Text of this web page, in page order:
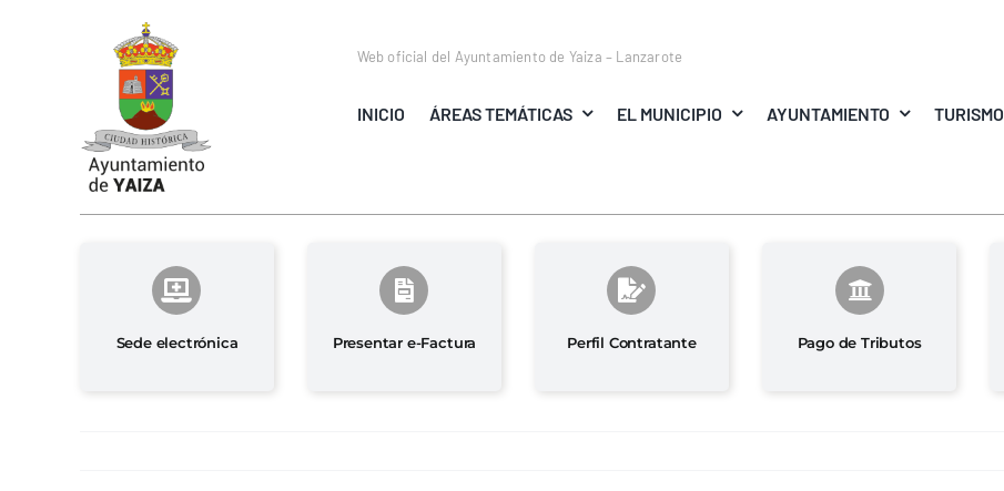
Web oficial del Ayuntamiento de Yaiza – Lanzarote
INICIO ÁREAS TEMÁTICAS EL MUNICIPIO AYUNTAMIENTO TURISMO
Sede electrónica Presentar e-Factura Perfil Contratante Pago de Tributos